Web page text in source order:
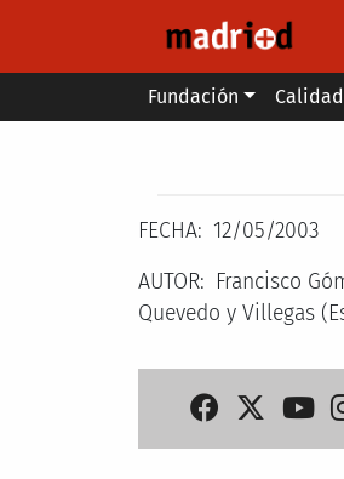
Main menu
Fundación
FECHA
12/05/2003
AUTOR
Francisco
Quevedo y Villegas